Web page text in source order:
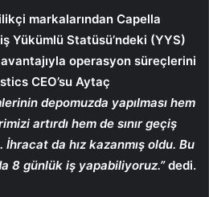
markalarından Capella
Yükümlü Statüsü’ndeki (YYS)
operasyon süreçlerini
CEO’su Aytaç
depomuzda yapılması hem
artırdı hem de sınır geçiş
İhracat da hız kazanmış oldu. Bu
8 günlük iş yapabiliyoruz.”dedi.